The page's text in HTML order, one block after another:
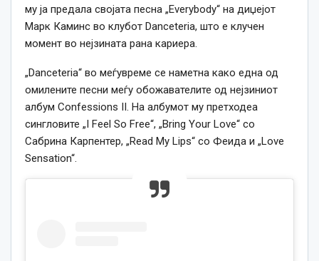
му ја предала својата песна „Everybody“ на диџејот
Марк Каминс во клубот Danceteria, што е клучен
момент во нејзината рана кариера.
„Danceteria“ во меѓувреме се наметна како една од
омилените песни меѓу обожавателите од нејзиниот
албум Confessions II. На албумот му претходеа
сингловите „I Feel So Free“, „Bring Your Love“ со
Сабрина Карпентер, „Read My Lips“ со Феида и „Love
Sensation“.